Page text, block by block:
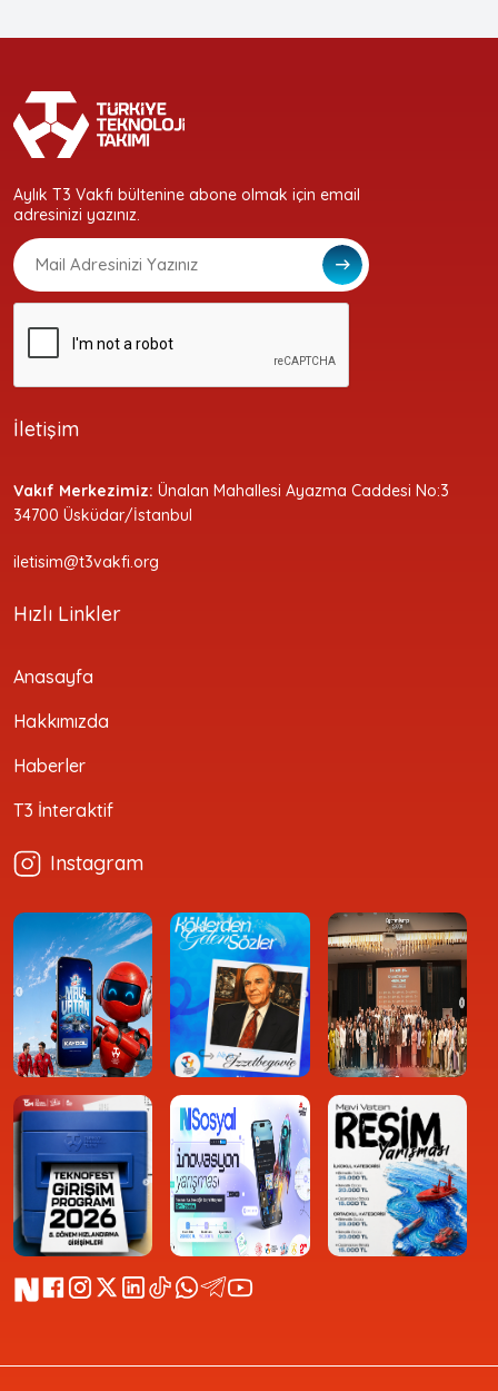
Aylık T3 Vakfı bültenine abone olmak için email
adresinizi yazınız.
İletişim
Vakıf Merkezimiz: Ünalan Mahallesi Ayazma Caddesi No:3
34700 Üsküdar/İstanbul
iletisim@t3vakfi.org
Hızlı Linkler
Anasayfa
Hakkımızda
Haberler
T3 İnteraktif
Instagram